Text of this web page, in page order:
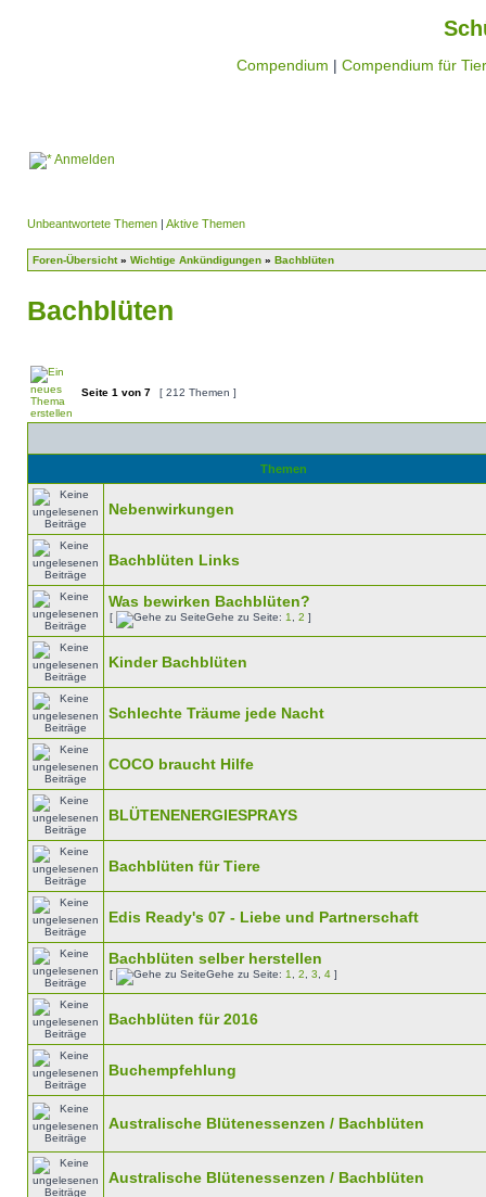
Compendium | Compendium für
Anmelden
Unbeantwortete Themen | Aktive Themen
Foren-Übersicht» Wichtige Ankündigungen » Bachblüten
Bachblüten
Seite 1 von 7 [ 212 Themen ]
Themen
Nebenwirkungen
Bachblüten Links
Was bewirken Bachblüten?
[ Gehe zu Seite: 1 2 ]
Kinder Bachblüten
Schlechte Träume jede Nacht
COCO braucht Hilfe
BLÜTENENERGIESPRAYS
Bachblüten für Tiere
Edis Ready's 07 - Liebe und Partnerschaft
Bachblüten selber herstellen
[ Gehe zu Seite: 1 2 3 4 ]
Bachblüten für 2016
Buchempfehlung
Australische Blütenessenzen / Bachblüten
Australische Blütenessenzen / Bachblüten